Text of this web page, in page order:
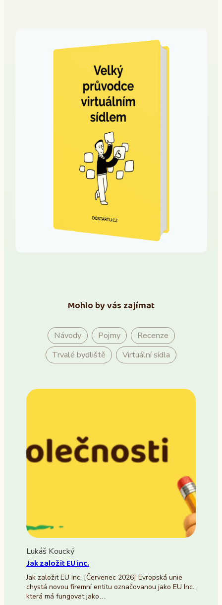
Mohlo by vás zajímat
Návody Pojmy
Recenze
Trvalé bydliště
Virtuální sídla
Lukáš Koucký
Jak založit EU inc.
Jak založit EU Inc. [Červenec 2026] Evropská unie
chystá novou firemní entitu označovanou jako EU Inc.,
která má fungovat jako…